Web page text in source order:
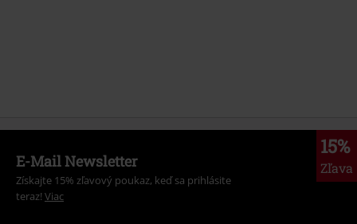
15%
Zľava
E-Mail Newsletter
Získajte 15% zľavový poukaz, keď sa prihlásite
teraz! Viac